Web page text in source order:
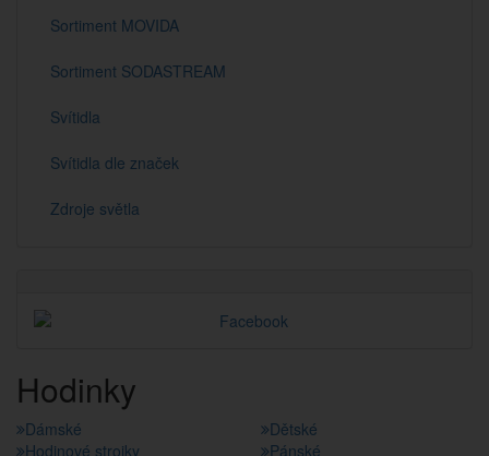
Sortiment MOVIDA
Sortiment SODASTREAM
Svítidla
Svítidla dle značek
Zdroje světla
Hodinky
Dámské
Dětské
Hodinové strojky
Pánské